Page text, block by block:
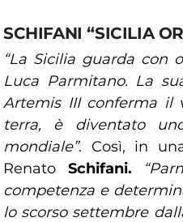
SCHIFANI “SICILIA
“La Sicilia guarda con
Luca Parmitano. La
Artemis III conferma il
terra, è diventato
mondiale”. Così, in
Renato Schifani.
competenza e
lo scorso settembre